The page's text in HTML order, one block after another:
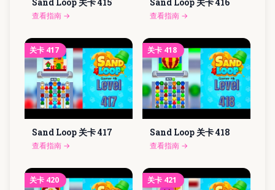
查看指南 → 查看指南 →
关卡 417
Sand Loop 关卡417
查看指南 →
关卡 418
Sand Loop 关卡418
查看指南 →
关卡 420 关卡 421